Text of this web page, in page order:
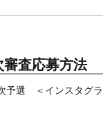
審査応募方法
予選 ＜インスタグ